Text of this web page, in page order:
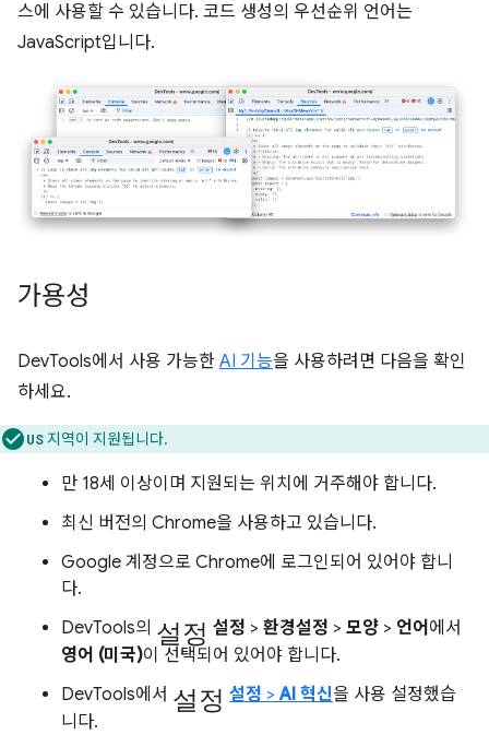
스에 사용할 수 있습니다. 코드 생성의 우선순위 언어는
JavaScript입니다.
가용성
DevTools에서 사용 가능한 AI 기능을 사용하려면 다음을 확인
하세요.
US지역이 지원됩니다.
만 18세 이상이며 지원되는 위치에 거주해야 합니다.
최신 버전의 Chrome을 사용하고 있습니다.
Google 계정으로 Chrome에 로그인되어 있어야 합니
다.
DevTools의 설정 설정 > 환경설정 > 모양 > 언어 에서
영어 (미국)이 선택되어 있어야 합니다.
DevTools에서 설정 설정 >AI 혁신을 사용 설정했습
니다.